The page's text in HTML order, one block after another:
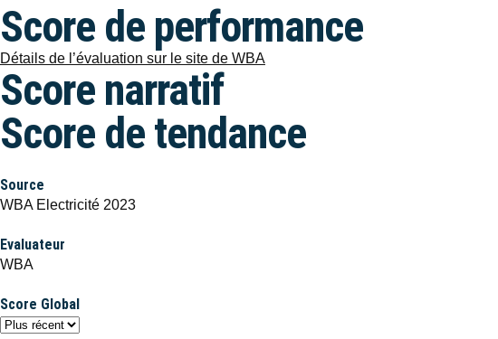
Score de performance
Détails de l’évaluation sur le site de WBA
Score narratif
Score de tendance
Source
WBA Electricité 2023
Evaluateur
WBA
Score Global